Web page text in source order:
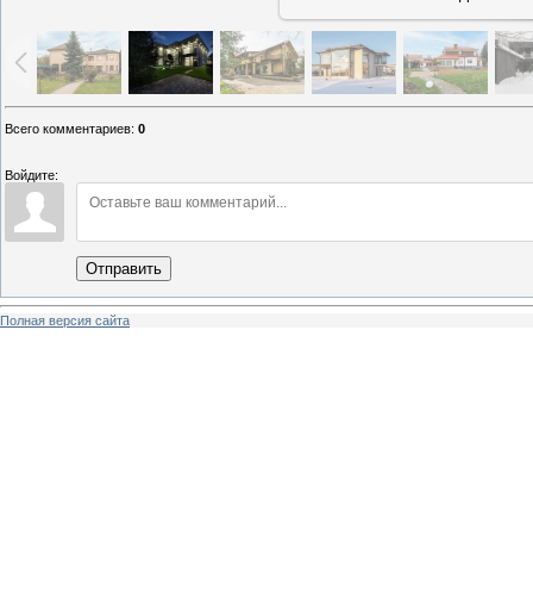
Всего комментариев: 0
Войдите:
Отправить
Полная версия сайта